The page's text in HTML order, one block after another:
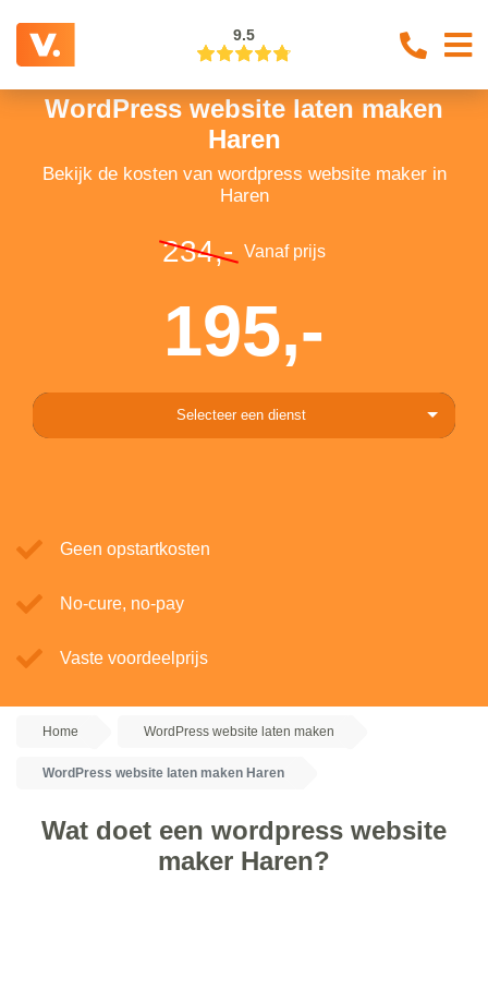
9.5
WordPress website laten maken
Haren
Bekijk de kosten van wordpress website maker in
Haren
234,- Vanaf prijs
195,-
Selecteer een dienst
Geen opstartkosten
No-cure, no-pay
Vaste voordeelprijs
Home WordPress website laten maken
WordPress website laten maken Haren
Wat doet een wordpress website
maker Haren?